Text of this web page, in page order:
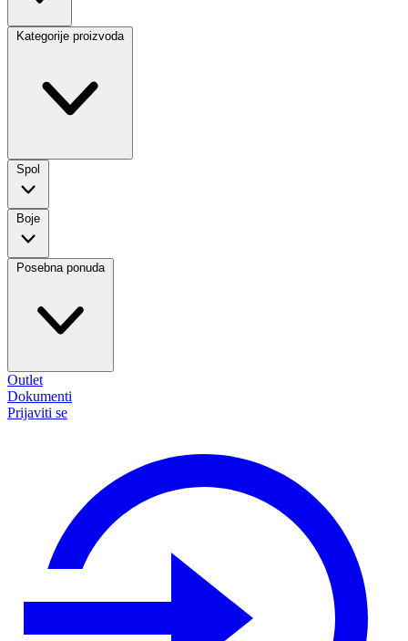
Kategorije proizvoda
Spol
Boje
Posebna ponuda
Outlet
Dokumenti
Prijaviti se